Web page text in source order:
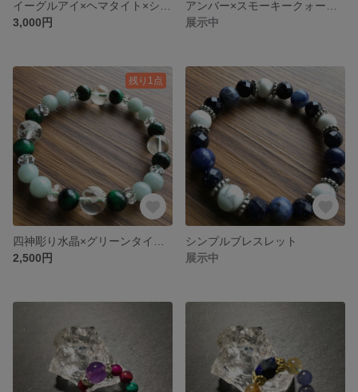
3,000円
展示中
残り1点
2,500円
シンプルブレスレット
展示中